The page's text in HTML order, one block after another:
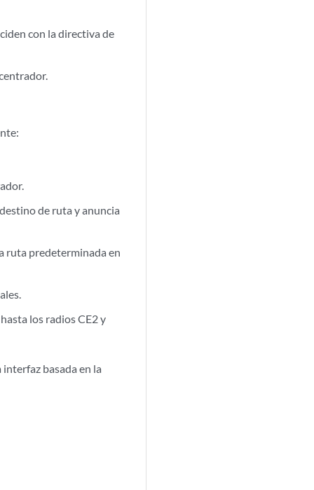
con la directiva de
de ruta y anuncia
ruta predeterminada en
los radios CE2 y
basada en la